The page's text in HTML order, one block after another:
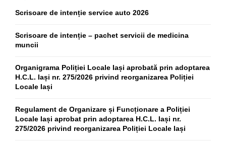
Scrisoare de intenție service auto 2026
Scrisoare de intenție – pachet servicii de medicina
muncii
Organigrama Poliției Locale Iași aprobată prin adoptarea
H.C.L. Iași nr. 275/2026 privind reorganizarea Poliției
Locale Iași
Regulament de Organizare și Funcționare a Poliției
Locale Iași aprobat prin adoptarea H.C.L. Iași nr.
275/2026 privind reorganizarea Poliției Locale Iași